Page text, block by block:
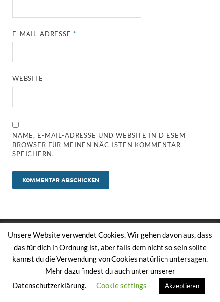
E-MAIL-ADRESSE*
WEBSITE
NAME, E-MAIL-ADRESSE UND WEBSITE IN DIESEM
BROWSER FÜR MEINEN NÄCHSTEN KOMMENTAR
SPEICHERN.
Impressum
Datenschutzerklärung
AStA
Unsere Website verwendet Cookies. Wir gehen davon aus, dass
das für dich in Ordnung ist, aber falls dem nicht so sein sollte
kannst du die Verwendung von Cookies natürlich untersagen.
Mehr dazu findest du auch unter unserer
Datenschutzerklärung.
Cookie settings Akzeptieren